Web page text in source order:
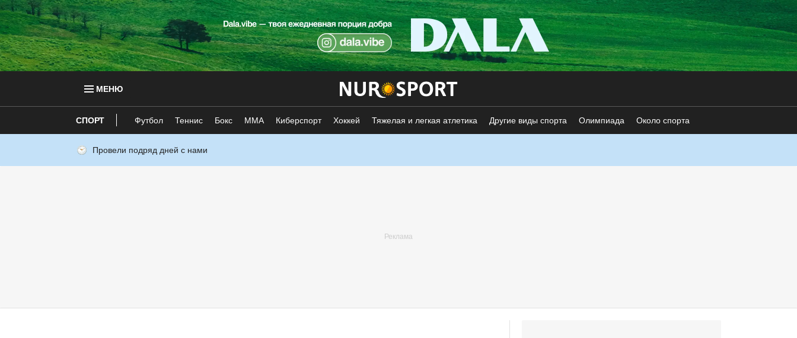
МЕНЮ
СПОРТ Футбол Теннис Бокс ММА Киберспорт Хоккей Тяжелая и легкая атлетика Другие виды спорта Олимпиада Около спорта
Провели подряд дней с нами